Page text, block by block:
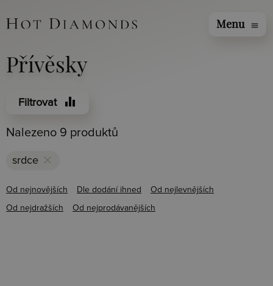
Menu menu
Přívěsky
Filtrovat equalizer
Nalezeno 9 produktů
srdce clear
Od nejnovějších Dle dodání ihned Od nejlevnějších
Od nejdražších Od nejprodávanějších